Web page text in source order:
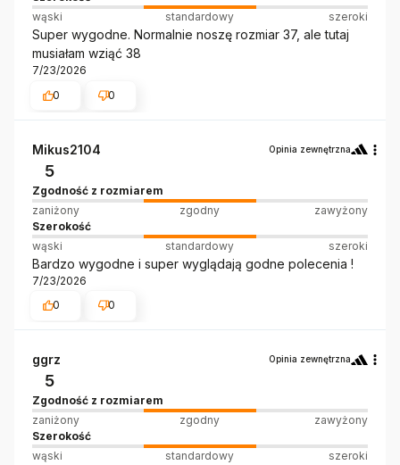
wąski
standardowy szeroki
Super wygodne. Normalnie noszę rozmiar 37, ale tutaj
musiałam wziąć 38
7/23/2026
0
0
Mikus2104 Opinia zewnętrzna
5
Zgodność z rozmiarem
zaniżony
zgodny
zawyżony
Szerokość
wąski
standardowy szeroki
Bardzo wygodne i super wyglądają godne polecenia !
7/23/2026
0
0
ggrz Opinia zewnętrzna
5
Zgodność z rozmiarem
zaniżony
zgodny
zawyżony
Szerokość
wąski
standardowy szeroki